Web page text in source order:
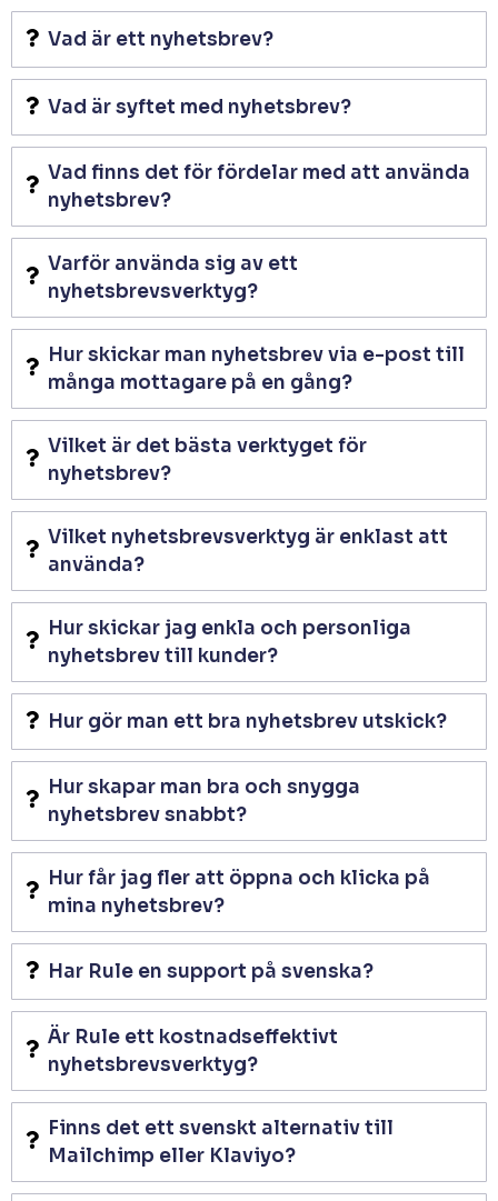
Vad är ett nyhetsbrev?
Vad är syftet med nyhetsbrev?
Vad finns det för fördelar med att använda
nyhetsbrev?
Varför använda sig av ett
nyhetsbrevsverktyg?
Hur skickar man nyhetsbrev via e-post till
många mottagare på en gång?
Vilket är det bästa verktyget för
nyhetsbrev?
Vilket nyhetsbrevsverktyg är enklast att
använda?
Hur skickar jag enkla och personliga
nyhetsbrev till kunder?
Hur gör man ett bra nyhetsbrev utskick?
Hur skapar man bra och snygga
nyhetsbrev snabbt?
Hur får jag fler att öppna och klicka på
mina nyhetsbrev?
Har Rule en support på svenska?
Är Rule ett kostnadseffektivt
nyhetsbrevsverktyg?
Finns det ett svenskt alternativ till
Mailchimp eller Klaviyo?